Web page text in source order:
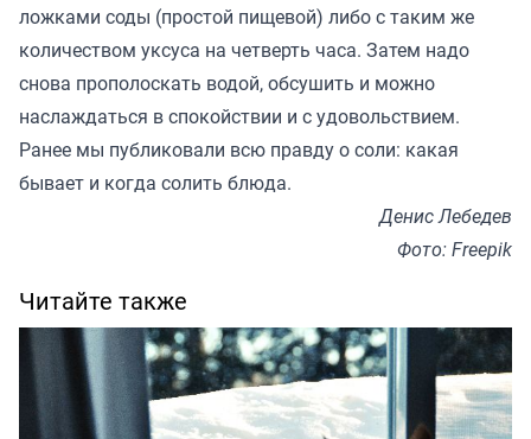
ложками соды (простой пищевой) либо с таким же
количеством уксуса на четверть часа. Затем надо
снова прополоскать водой, обсушить и можно
наслаждаться в спокойствии и с удовольствием.
Ранее мы публиковали всю правду о соли: какая
бывает и когда солить блюда.
Денис Лебедев
Фото: Freepik
Читайте также